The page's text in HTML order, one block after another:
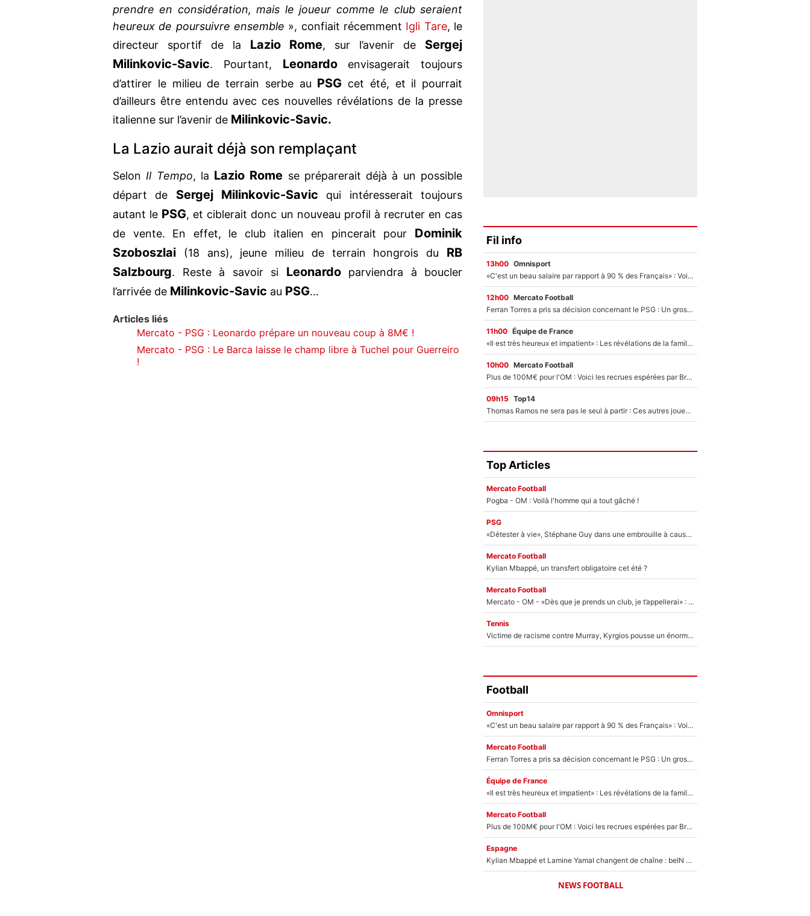
prendre en considération, mais le joueur comme le club seraient
heureux de poursuivre ensemble », confiait récemment Igli Tare, le
directeur sportif de la Lazio Rome, sur l’avenir de Sergej
Milinkovic-Savic. Pourtant, Leonardoenvisagerait toujours
d’attirer le milieu de terrain serbe au PSG cet été, et il pourrait
d’ailleurs être entendu avec ces nouvelles révélations de la presse
italienne sur l’avenir de Milinkovic-Savic.
La Lazio aurait déjà son remplaçant
SelonIl Tempo, la Lazio Rome se préparerait déjà à un possible
départ de Sergej Milinkovic-Savic qui intéresserait toujours
autant le PSG, et ciblerait donc un nouveau profil à recruter en cas
de vente. En effet, le club italien en pincerait pour Dominik
Szoboszlai (18 ans), jeune milieu de terrain hongrois du RB
Salzbourg. Reste à savoir si Leonardoparviendra à boucler
l’arrivée de Milinkovic-Savic au PSG…
Articles liés
Mercato - PSG : Leonardo prépare un nouveau coup à 8M€ !
Mercato - PSG : Le Barca laisse le champ libre à Tuchel pour Guerreiro
!
Fil info
13h00 Omnisport
«C'est un beau salaire par rapport à 90 % des Français» : Voilà combien touchait Nelson Monfort sur France Télévisions avant de rejoindre CNews
12h00 Mercato Football
Ferran Torres a pris sa décision concernant le PSG : Un gros club étranger prêt à relancer le feuilleton pour la signature du champion du monde 2026 !
11h00 Équipe de France
«Il est très heureux et impatient» : Les révélations de la famille Zidane sur sa prise de pouvoir en équipe de France !
10h00 Mercato Football
Plus de 100M€ pour l'OM : Voici les recrues espérées par Bruno Genesio et Grégory Lorenzi après l’opération dégraissage
09h15 Top14
Thomas Ramos ne sera pas le seul à partir : Ces autres joueurs du XV de France pourraient aussi quitter le Stade Toulousain, un club de Top 14 est déjà sur les rangs
Top Articles
Mercato Football
Pogba - OM : Voilà l'homme qui a tout gâché !
PSG
«Détester à vie», Stéphane Guy dans une embrouille à cause du PSG !
Mercato Football
Kylian Mbappé, un transfert obligatoire cet été ?
Mercato Football
Mercato - OM - «Dès que je prends un club, je t’appellerai» : La promesse de Marcelino au moment de claquer la porte
Tennis
Victime de racisme contre Murray, Kyrgios pousse un énorme coup de gueule !
Football
Omnisport
«C'est un beau salaire par rapport à 90 % des Français» : Voilà combien touchait Nelson Monfort sur France Télévisions avant de rejoindre CNews
Mercato Football
Ferran Torres a pris sa décision concernant le PSG : Un gros club étranger prêt à relancer le feuilleton pour la signature du champion du monde 2026 !
Équipe de France
«Il est très heureux et impatient» : Les révélations de la famille Zidane sur sa prise de pouvoir en équipe de France !
Mercato Football
Plus de 100M€ pour l'OM : Voici les recrues espérées par Bruno Genesio et Grégory Lorenzi après l’opération dégraissage
Espagne
Kylian Mbappé et Lamine Yamal changent de chaîne : beIN SPORTS ne digère pas cette décision historique et prédit un fiasco pour la Liga
NEWS FOOTBALL